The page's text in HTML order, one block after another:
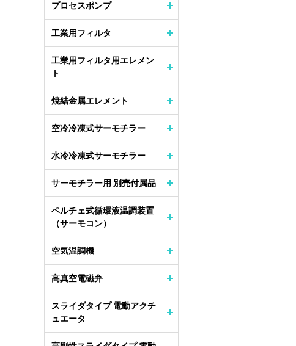
プロセスポンプ
工業用フィルタ
工業用フィルタ用エレメン
ト
焼結金属エレメント
空冷冷凍式サーモチラー
水冷冷凍式サーモチラー
サーモチラー用 別売付属品
ペルチェ式循環液温調装置
（サーモコン）
空気温調機
高真空電磁弁
スライダタイプ 電動アクチ
ュエータ